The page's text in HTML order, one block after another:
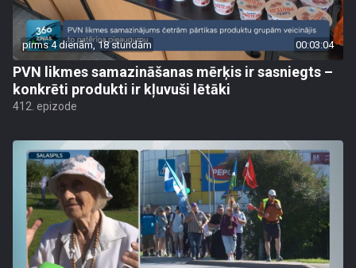
pirms 4 dienām, 18 stundām 00:03:04
PVN likmes samazināšanas mērķis ir sasniegts –
konkrēti produkti ir kļuvuši lētāki
412. epizode